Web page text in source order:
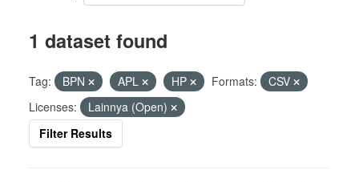
1 dataset found
Tag: BPN APL HP Formats:
CSV
Licenses:
Lainnya (Open)
Filter Results